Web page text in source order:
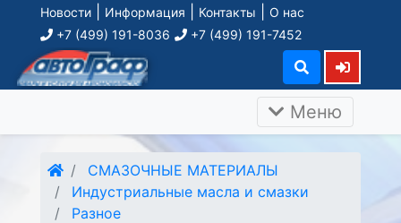
Новости Информация Контакты
О нас
+7 (499) 191-8036
+7 (499) 191-7452
Меню
СМАЗОЧНЫЕ МАТЕРИАЛЫ
Индустриальные масла и смазки
Разное